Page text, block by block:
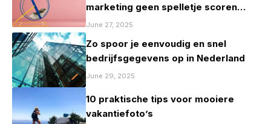
marketing geen spelletje scoren
mag zijn
June 27, 2025
Zo spoor je eenvoudig en snel
bedrijfsgegevens op in Nederland
June 29, 2025
10 praktische tips voor mooiere
vakantiefoto’s